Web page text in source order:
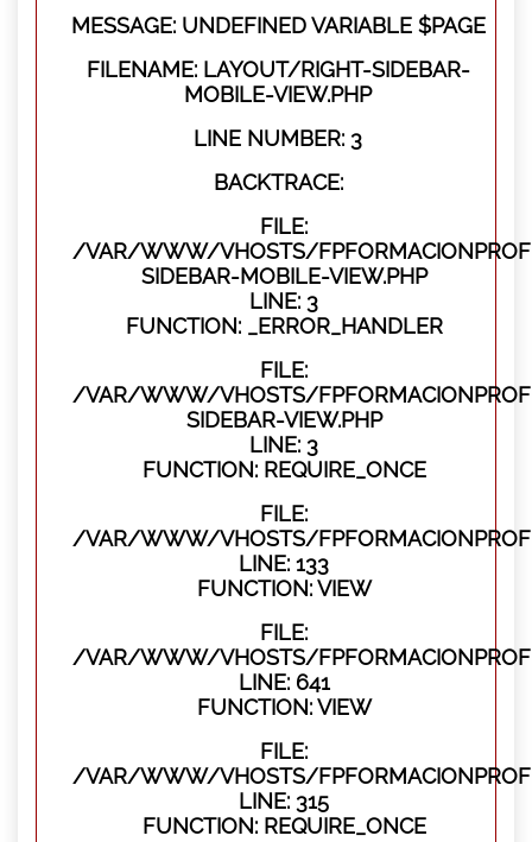
MESSAGE: UNDEFINED VARIABLE $PAGE
FILENAME: LAYOUT/RIGHT-SIDEBAR-
MOBILE-VIEW.PHP
LINE NUMBER: 3
BACKTRACE:
FILE:
/VAR/WWW/VHOSTS/
SIDEBAR-MOBILE-VIEW.PHP
LINE: 3
FUNCTION: _ERROR_HANDLER
FILE:
/VAR/WWW/VHOSTS/
SIDEBAR-VIEW.PHP
LINE: 3
FUNCTION: REQUIRE_ONCE
FILE:
/VAR/WWW/VHOSTS/
LINE: 133
FUNCTION: VIEW
FILE:
/VAR/WWW/VHOSTS/
LINE: 641
FUNCTION: VIEW
FILE:
/VAR/WWW/VHOSTS/
LINE: 315
FUNCTION: REQUIRE_ONCE